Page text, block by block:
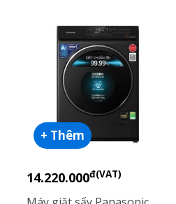
+ Thêm
14.220.000đ(VAT)